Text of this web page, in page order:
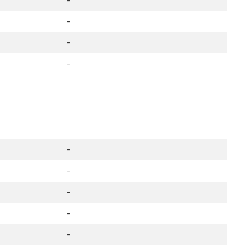
-
-
-
-
-
-
-
-